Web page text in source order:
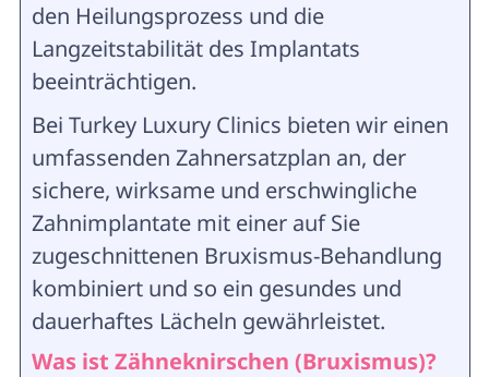
den Heilungsprozess und die
Langzeitstabilität des Implantats
beeinträchtigen.
Bei Turkey Luxury Clinics bieten wir einen
umfassenden Zahnersatzplan an, der
sichere, wirksame und erschwingliche
Zahnimplantate mit einer auf Sie
zugeschnittenen Bruxismus-Behandlung
kombiniert und so ein gesundes und
dauerhaftes Lächeln gewährleistet.
Was ist Zähneknirschen (Bruxismus)?